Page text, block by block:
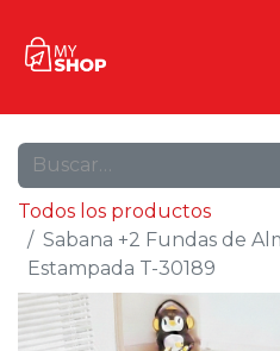
Todos los productos
Sabana +2 Fundas de
Estampada T-30189